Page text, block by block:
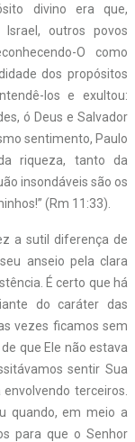
divino era que,
outros povos
O como
dos propósitos
los e exultou:
ó Deus e Salvador
sentimento, Paulo
riqueza, tanto da
insondáveis são os
(Rm 11:33).
a sutil diferença de
anseio pela clara
É certo que há
do caráter das
vezes ficamos sem
que Ele não estava
sentir Sua
terceiros.
quando, em meio a
para que o Senhor